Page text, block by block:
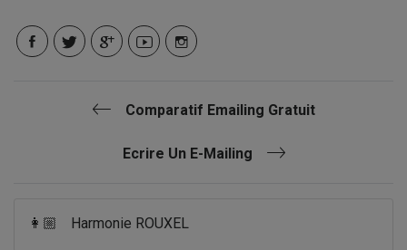
Comparatif Emailing Gratuit
Ecrire Un E-Mailing
👩🏼 Harmonie ROUXEL